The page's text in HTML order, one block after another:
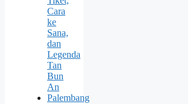
Cara
ke
Sana,
dan
Legenda
Tan
Bun
An
Palembang